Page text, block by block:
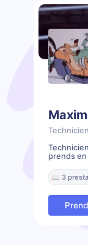
prends
📖 3